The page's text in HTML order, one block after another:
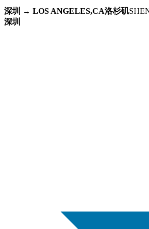
深圳 → LOS ANGELES,CA洛杉矶
深圳